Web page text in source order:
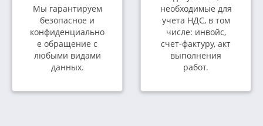
Мы гарантируем
безопасное и
конфиденциально
е обращение с
любыми видами
данных.
необходимые для
учета НДС, в том
числе: инвойс,
счет-фактуру, акт
выполнения
работ.